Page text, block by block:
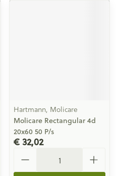
Hartmann, Molicare
Molicare Rectangular 4d
20x60 50 P/s
€ 32,02